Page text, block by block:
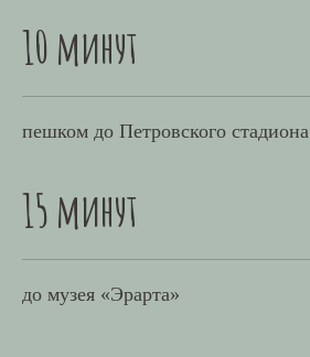
10 минут
пешком до Петровского стадиона
15 минут
до музея «Эрарта»